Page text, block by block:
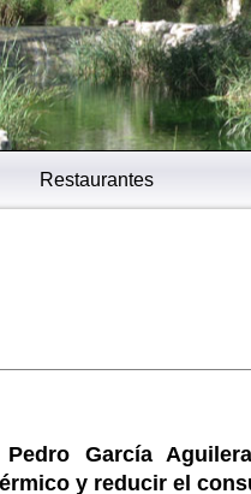
Restaurantes
García
y reducir el